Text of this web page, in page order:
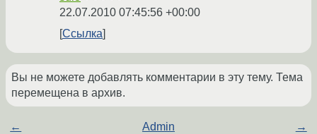
22.07.2010 07:45:56 +00:00
Ссылка
Вы не можете добавлять комментарии в эту тему. Тема
перемещена в архив.
← Admin →